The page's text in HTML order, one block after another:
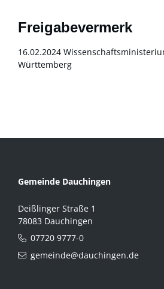
Freigabevermerk
16.02.2024
Württemberg
Gemeinde Dauchingen
Deißlinger Straße 1
78083 Dauchingen
07720 9777-0
gemeinde@dauchingen.de